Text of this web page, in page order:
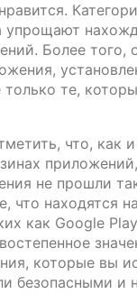
упрощают
Более того,
те,
что, как
не прошли
что находятся
как Google
которые вы
безопасными и